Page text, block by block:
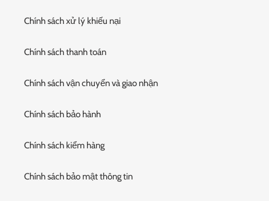
Chính sách xử lý khiếu nại
Chính sách thanh toán
Chính sách vận chuyển và giao nhận
Chính sách bảo hành
Chính sách kiểm hàng
Chính sách bảo mật thông tin